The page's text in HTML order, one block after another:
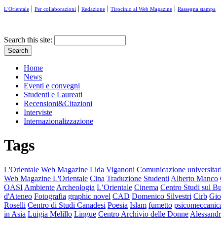
L'Orientale | Per collaborazioni | Redazione | Tirocinio al Web Magazine | Rassegna stampa
Search this site:
Home
News
Eventi e convegni
Studenti e Laureati
Recensioni&Citazioni
Interviste
Internazionalizzazione
Tags
L'Orientale Web Magazine Lida Viganoni Comunicazione
Web Magazine L'Orientale Cina Traduzione Studenti Alberto Manco
OASI Ambiente Archeologia L’Orientale Cinema Centro Studi sul
d'Ateneo Fotografia graphic novel CAD Domenico Silvestri Cirb
Roselli Centro di Studi Canadesi Poesia Islam fumetto
in Asia Luigia Melillo Lingue Centro Archivio delle Donne